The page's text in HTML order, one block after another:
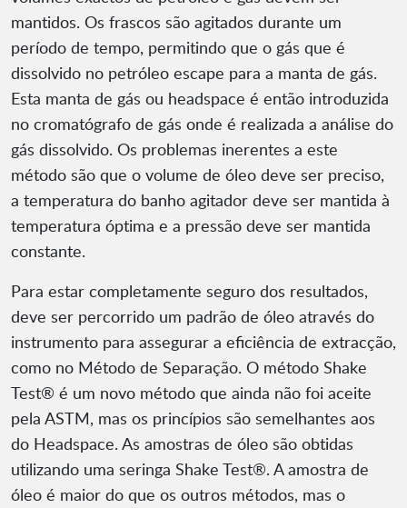
mantidos. Os frascos são agitados durante um
período de tempo, permitindo que o gás que é
dissolvido no petróleo escape para a manta de gás.
Esta manta de gás ou headspace é então introduzida
no cromatógrafo de gás onde é realizada a análise do
gás dissolvido. Os problemas inerentes a este
método são que o volume de óleo deve ser preciso,
a temperatura do banho agitador deve ser mantida à
temperatura óptima e a pressão deve ser mantida
constante.
Para estar completamente seguro dos resultados,
deve ser percorrido um padrão de óleo através do
instrumento para assegurar a eficiência de extracção,
como no Método de Separação. O método Shake
Test® é um novo método que ainda não foi aceite
pela ASTM, mas os princípios são semelhantes aos
do Headspace. As amostras de óleo são obtidas
utilizando uma seringa Shake Test®. A amostra de
óleo é maior do que os outros métodos, mas o